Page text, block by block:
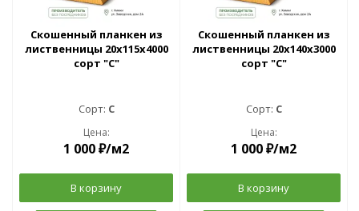
Скошенный планкен из
лиственницы 20x115х4000
сорт "С"
Сорт: C
Цена:
1 000₽/м2
В корзину
Скошенный планкен из
лиственницы 20x140х3000
сорт "С"
Сорт: C
Цена:
1 000₽/м2
В корзину